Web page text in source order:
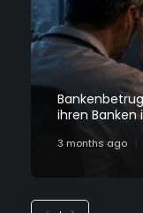
ihren
3 months ago